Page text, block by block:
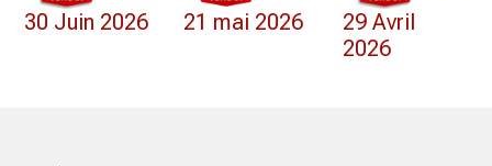
30 Juin 2026 21 mai 2026
29 Avril
2026